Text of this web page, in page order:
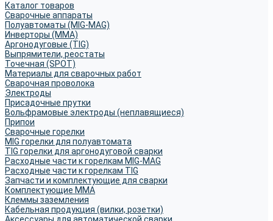
Каталог товаров
Сварочные аппараты
Полуавтоматы (MIG-MAG)
Инверторы (MMA)
Аргонодуговые (TIG)
Выпрямители, реостаты
Точечная (SPOT)
Материалы для сварочных работ
Сварочная проволока
Электроды
Присадочные прутки
Вольфрамовые электроды (неплавящиеся)
Припои
Сварочные горелки
MIG горелки для полуавтомата
TIG горелки для аргонодуговой сварки
Расходные части к горелкам MIG-MAG
Расходные части к горелкам TIG
Запчасти и комплектующие для сварки
Комплектующие ММА
Клеммы заземления
Кабельная продукция (вилки, розетки)